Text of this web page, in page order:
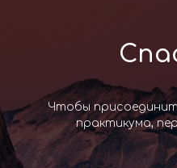
Чтобы
практикума,